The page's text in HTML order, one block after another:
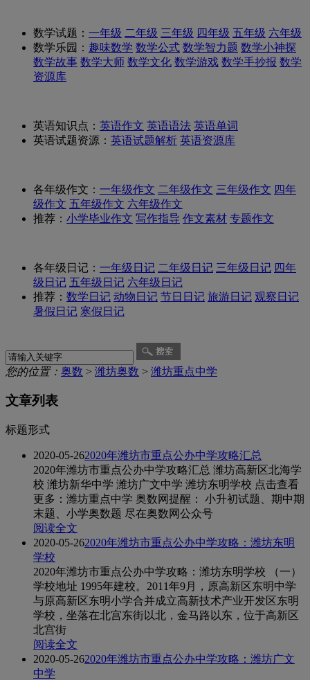
数学试题： 一年级 二年级 三年级 四年级 五年级 六年级
数学乐园： 趣味数学 数学公式 数学智力题 数学小神探
数学故事 数学大师 数学文化 数学游戏 数学手抄报 数学
资源库
英语知识点： 英语作文 英语语法 英语单词
英语试题资源： 英语试题解析 英语资源库
各年级作文： 一年级作文 二年级作文 三年级作文 四年
级作文 五年级作文 六年级作文
推荐： 小学毕业作文 写作指导 作文素材 专题作文
各年级日记： 一年级日记 二年级日记 三年级日记 四年
级日记 五年级日记 六年级日记
推荐： 数学日记 动物日记 节日日记 旅游日记 观察日记
暑假日记 寒假日记
您的位置： 奥数 > 潍坊奥数 > 潍坊重点中学
文章列表
标题形式
2020-05-262020年潍坊市重点公办中学攻略汇总
2020年潍坊市重点公办中学攻略汇总 潍坊高新区北海学
校 潍坊新华中学 潍坊广文中学 潍坊东明学校 点击查看
更多：潍坊重点中学 奥数网提醒： 小升初试题、期中期
末题、小学奥数题 尽在奥数网公众号
阅读全文
2020-05-262020年潍坊市重点公办中学攻略：潍坊东明
学校
2020年潍坊市重点公办中学攻略：潍坊东明学校 （一）
学校地址 1995年建校。2011年9月，原高新区东明中学
与原高新区东明小学合并成立高新技术产业开发区东明
学校，坐落在北宫东街以北，金马路以东，位于高新区
北宫街
阅读全文
2020-05-262020年潍坊市重点公办中学攻略：潍坊广文
中学